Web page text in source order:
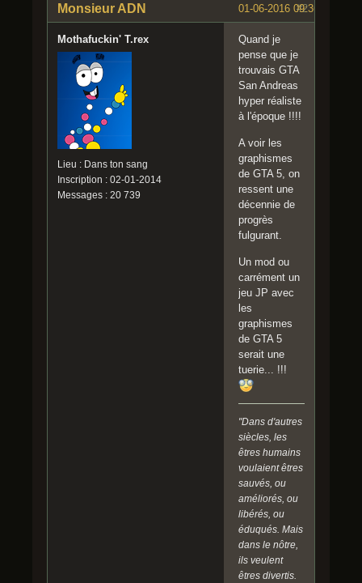
#2
01-06-2016 09:36:34
Monsieur ADN
Mothafuckin' T.rex
Lieu : Dans ton sang
Inscription : 02-01-2014
Messages : 20 739
Quand je
pense que je
trouvais GTA
San Andreas
hyper réaliste
à l'époque !!!!
A voir les
graphismes
de GTA 5, on
ressent une
décennie de
progrès
fulgurant.
Un mod ou
carrément un
jeu JP avec
les
graphismes
de GTA 5
serait une
tuerie... !!!
"Dans d'autres
siècles, les
êtres humains
voulaient êtres
sauvés, ou
améliorés, ou
libérés, ou
éduqués. Mais
dans le nôtre,
ils veulent
êtres divertis.